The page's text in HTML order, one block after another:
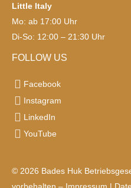
Little Italy
Mo: ab 17:00 Uhr
Di-So: 12:00 – 21:30 Uhr
FOLLOW US
Facebook
Instagram
LinkedIn
YouTube
© 2026 Bades Huk